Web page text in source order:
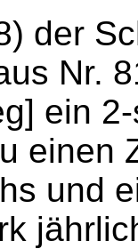
der
Nr.
ein
einen
und